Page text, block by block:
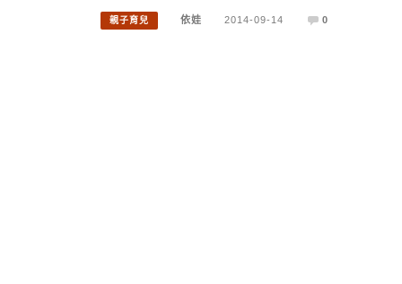
親子育兒 依娃 2014-09-14 0